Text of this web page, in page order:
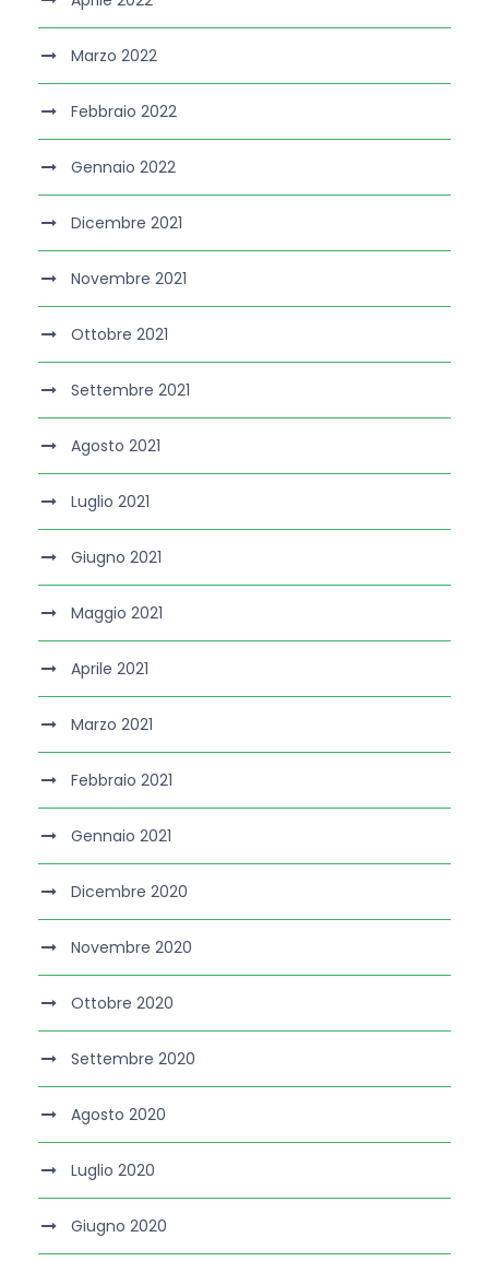
Marzo 2022
Febbraio 2022
Gennaio 2022
Dicembre 2021
Novembre 2021
Ottobre 2021
Settembre 2021
Agosto 2021
Luglio 2021
Giugno 2021
Maggio 2021
Aprile 2021
Marzo 2021
Febbraio 2021
Gennaio 2021
Dicembre 2020
Novembre 2020
Ottobre 2020
Settembre 2020
Agosto 2020
Luglio 2020
Giugno 2020